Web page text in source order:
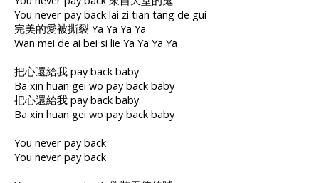
You never pay back lai zi tian tang de gui
完美的愛被撕裂 Ya Ya Ya Ya
Wan mei de ai bei si lie Ya Ya Ya Ya
把心還給我 pay back baby
Ba xin huan gei wo pay back baby
把心還給我 pay back baby
Ba xin huan gei wo pay back baby
You never pay back
You never pay back